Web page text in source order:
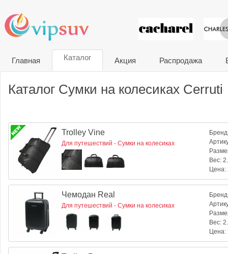
VIP
Главная Каталог Акция Распродажа
Каталог Сумки на колесиках Cerruti
Trolley Vine
Для путешествий - Сумки на колесиках
Вес:
Цена:
Чемодан Real
Для путешествий - Сумки на колесиках
Вес:
Цена: